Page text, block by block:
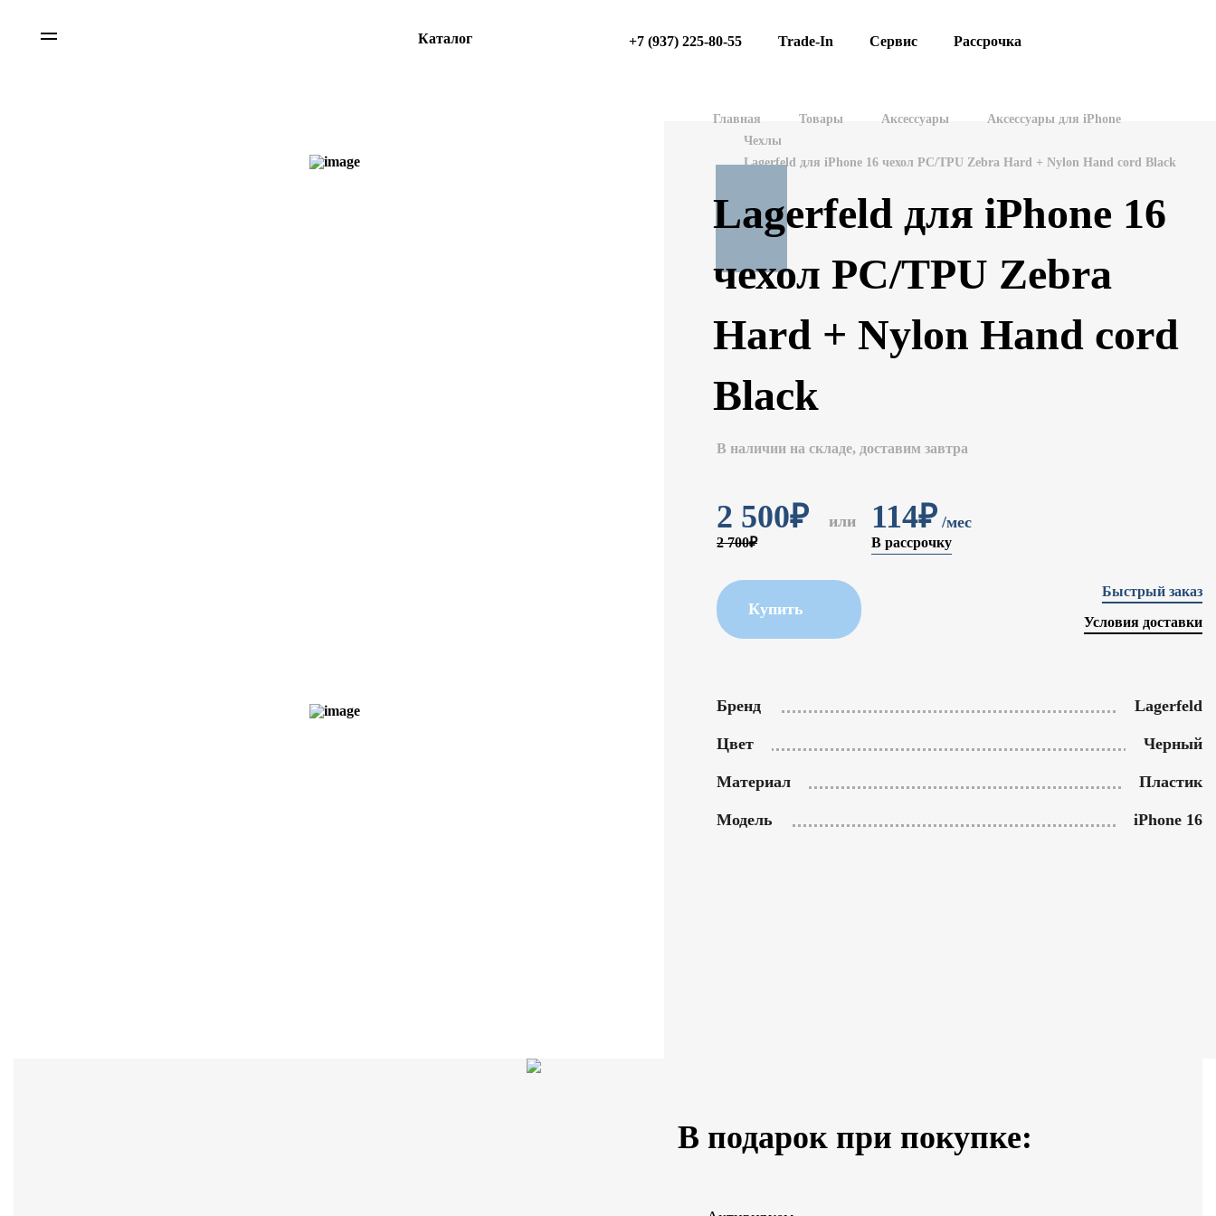
Каталог +7 (937) 225-80-55 Trade-In Сервис Рассрочка
Главная Товары Аксессуары
Аксессуары для iPhone
Чехлы
Lagerfeld для iPhone 16 чехол PC/TPU Zebra Hard + Nylon Hand cord Black
Lagerfeld для iPhone 16
чехол PC/TPU Zebra
Hard + Nylon Hand cord
Black
В наличии на складе, доставим завтра
2 500₽ или 114₽ /мес
В рассрочку
2 700₽
Купить
Быстрый заказ
Условия доставки
Бренд Lagerfeld
Цвет Черный
Материал Пластик
Модель iPhone 16
В подарок при покупке: